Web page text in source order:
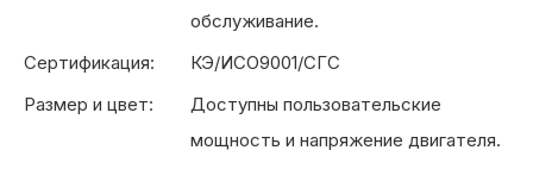
обслуживание.
Сертификация:
КЭ/ИСО9001/СГС
Размер и цвет:
Доступны пользовательские
мощность и напряжение двигателя.